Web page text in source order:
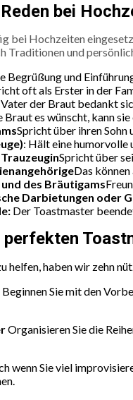
bei
bei Hochzeiten
Traditionen und
Begrüßung und
oft als Erster in der
der Braut bedankt
Braut es wünscht, kann
Spricht über ihren
: Hält eine humorvolle
Spricht über
Das
des Bräutigams
Darbietungen oder
Der Toastmaster
helfen, haben wir zehn
Beginnen Sie mit den
Organisieren Sie die
wenn Sie viel